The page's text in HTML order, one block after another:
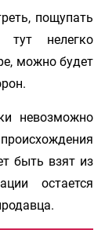
пощупать
нелегко
можно будет
невозможно
быть взят из
остается